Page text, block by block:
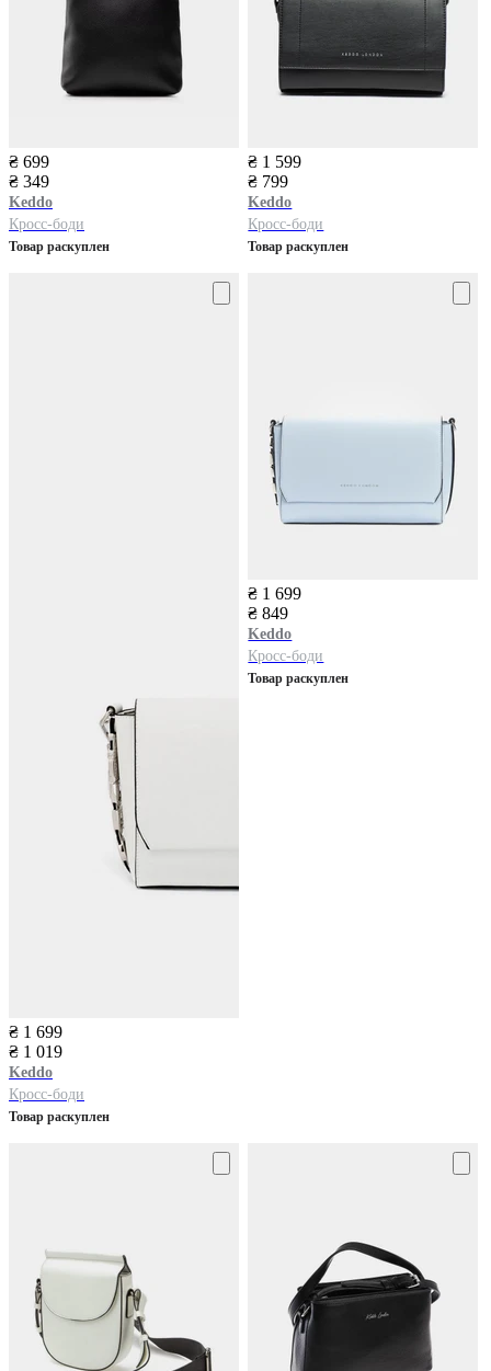
₴ 699
₴ 349
Keddo
Кросс-боди
Товар раскуплен
₴ 1 599
₴ 799
Keddo
Кросс-боди
Товар раскуплен
₴ 1 699
₴ 1 019
Keddo
Кросс-боди
Товар раскуплен
₴ 1 699
₴ 849
Keddo
Кросс-боди
Товар раскуплен